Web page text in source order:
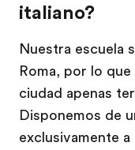
italiano?
Nuestra escuela
Roma, por lo
ciudad apenas
Disponemos de
exclusivamente